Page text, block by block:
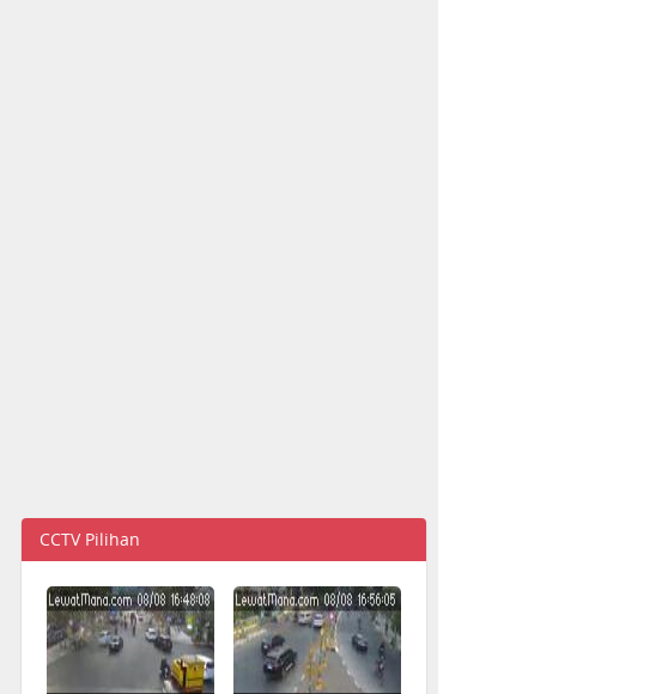
CCTV Pilihan